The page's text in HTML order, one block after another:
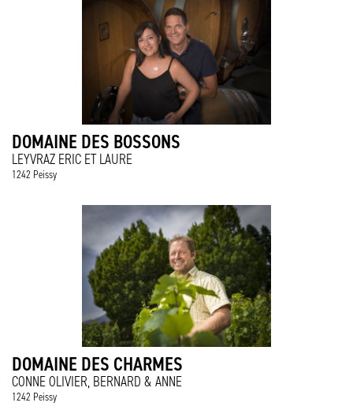
DOMAINE DES BOSSONS
LEYVRAZ ERIC ET LAURE
1242 Peissy
DOMAINE DES CHARMES
CONNE OLIVIER, BERNARD & ANNE
1242 Peissy